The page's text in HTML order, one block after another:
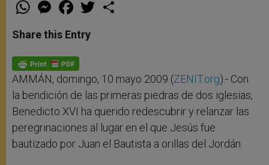
t
s
p
p
e
s
e
g
e
r
a
e
b
o
k
w
Share this Entry
AMMÁN, domingo, 10 mayo 2009 (ZENIT.org).- Con
la bendición de las primeras piedras de dos iglesias,
Benedicto XVI ha querido redescubrir y relanzar las
peregrinaciones al lugar en el que Jesús fue
bautizado por Juan el Bautista a orillas del Jordán.